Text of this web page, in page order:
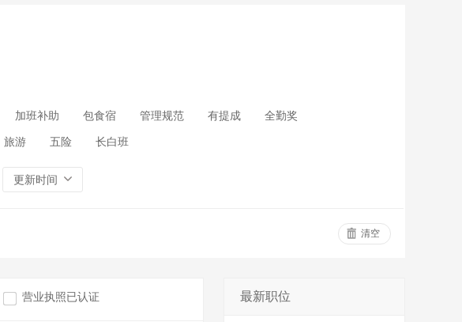
加班补助 包食宿 管理规范 有提成 全勤奖
旅游 五险 长白班
更新时间
清空
营业执照已认证 最新职位